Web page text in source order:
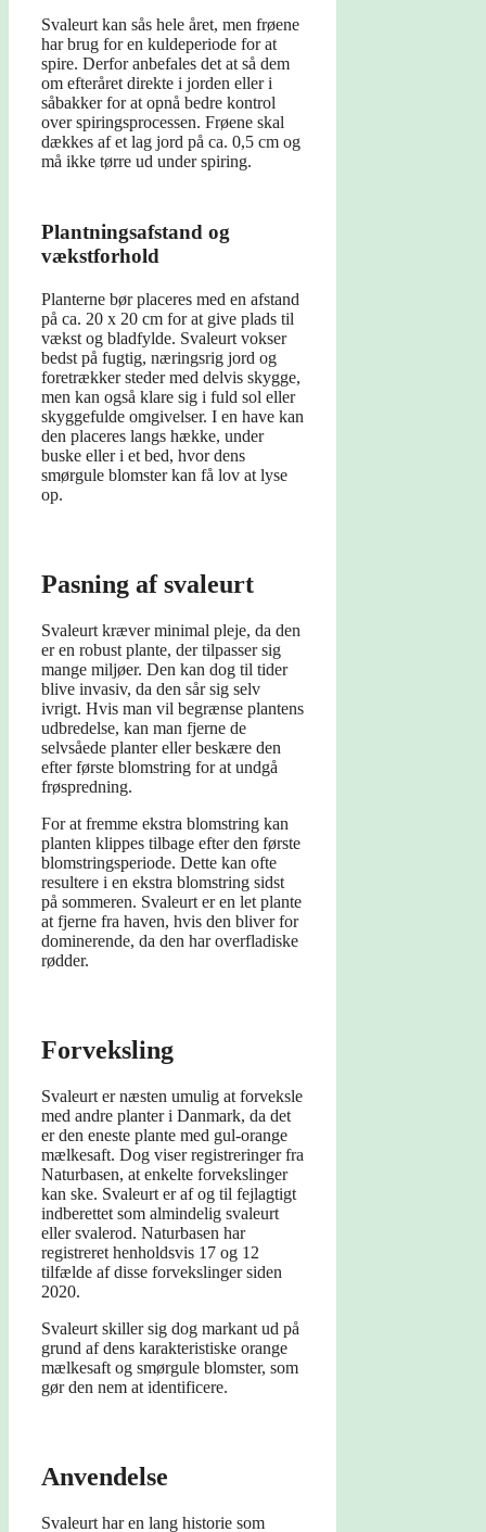
Svaleurt kan sås hele året, men frøene
har brug for en kuldeperiode for at
spire. Derfor anbefales det at så dem
om efteråret direkte i jorden eller i
såbakker for at opnå bedre kontrol
over spiringsprocessen. Frøene skal
dækkes af et lag jord på ca. 0,5 cm og
må ikke tørre ud under spiring.
Plantningsafstand og
vækstforhold
Planterne bør placeres med en afstand
på ca. 20 x 20 cm for at give plads til
vækst og bladfylde. Svaleurt vokser
bedst på fugtig, næringsrig jord og
foretrækker steder med delvis skygge,
men kan også klare sig i fuld sol eller
skyggefulde omgivelser. I en have kan
den placeres langs hække, under
buske eller i et bed, hvor dens
smørgule blomster kan få lov at lyse
op.
Pasning af svaleurt
Svaleurt kræver minimal pleje, da den
er en robust plante, der tilpasser sig
mange miljøer. Den kan dog til tider
blive invasiv, da den sår sig selv
ivrigt. Hvis man vil begrænse plantens
udbredelse, kan man fjerne de
selvsåede planter eller beskære den
efter første blomstring for at undgå
frøspredning.
For at fremme ekstra blomstring kan
planten klippes tilbage efter den første
blomstringsperiode. Dette kan ofte
resultere i en ekstra blomstring sidst
på sommeren. Svaleurt er en let plante
at fjerne fra haven, hvis den bliver for
dominerende, da den har overfladiske
rødder.
Forveksling
Svaleurt er næsten umulig at forveksle
med andre planter i Danmark, da det
er den eneste plante med gul-orange
mælkesaft. Dog viser registreringer fra
Naturbasen, at enkelte forvekslinger
kan ske. Svaleurt er af og til fejlagtigt
indberettet som almindelig svaleurt
eller svalerod. Naturbasen har
registreret henholdsvis 17 og 12
tilfælde af disse forvekslinger siden
2020.
Svaleurt skiller sig dog markant ud på
grund af dens karakteristiske orange
mælkesaft og smørgule blomster, som
gør den nem at identificere.
Anvendelse
Svaleurt har en lang historie som